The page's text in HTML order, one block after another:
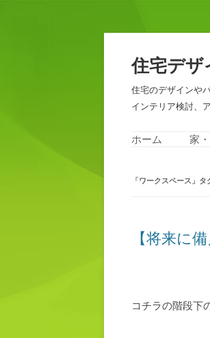
住宅デザ
住宅のデザインや
インテリア検討、
ホーム 家
「ワークスペース 」タ
【将来に
コチラの階段下